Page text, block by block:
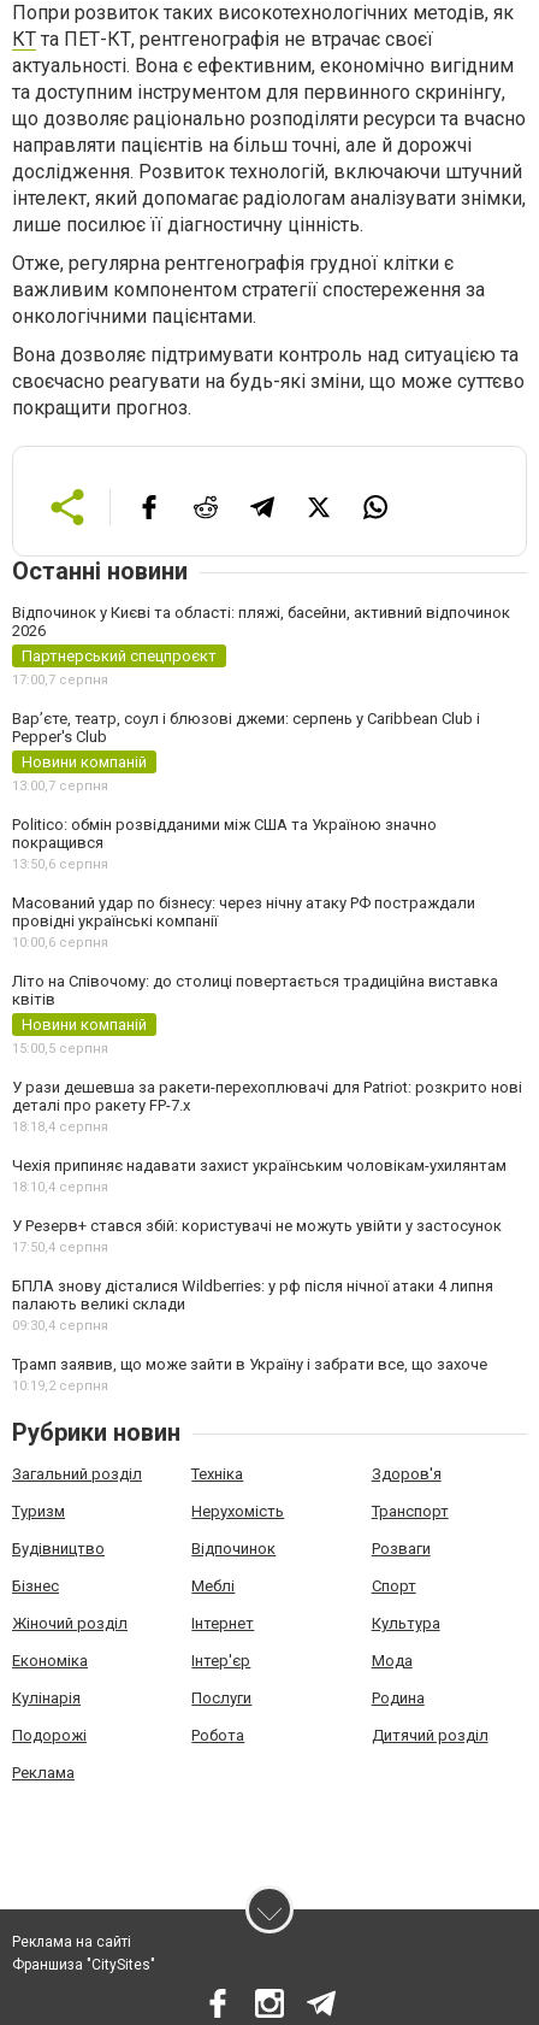
Попри розвиток таких високотехнологічних методів, як
КТ та ПЕТ-КТ, рентгенографія не втрачає своєї
актуальності. Вона є ефективним, економічно вигідним
та доступним інструментом для первинного скринінгу,
що дозволяє раціонально розподіляти ресурси та вчасно
направляти пацієнтів на більш точні, але й дорожчі
дослідження. Розвиток технологій, включаючи штучний
інтелект, який допомагає радіологам аналізувати знімки,
лише посилює її діагностичну цінність.
Отже, регулярна рентгенографія грудної клітки є
важливим компонентом стратегії спостереження за
онкологічними пацієнтами.
Вона дозволяє підтримувати контроль над ситуацією та
своєчасно реагувати на будь-які зміни, що може суттєво
покращити прогноз.
Останні новини
Відпочинок у Києві та області: пляжі, басейни, активний відпочинок
2026
Партнерський спецпроєкт
17:00,7 серпня
Вар’єте, театр, соул і блюзові джеми: серпень у Caribbean Club і
Pepper's Club
Новини компаній
13:00,7 серпня
Politico: обмін розвідданими між США та Україною значно
покращився
13:50,6 серпня
Масований удар по бізнесу: через нічну атаку РФ постраждали
провідні українські компанії
10:00,6 серпня
Літо на Співочому: до столиці повертається традиційна виставка
квітів
Новини компаній
15:00,5 серпня
У рази дешевша за ракети-перехоплювачі для Patriot: розкрито нові
деталі про ракету FP-7.x
18:18,4 серпня
Чехія припиняє надавати захист українським чоловікам-ухилянтам
18:10,4 серпня
У Резерв+ стався збій: користувачі не можуть увійти у застосунок
17:50,4 серпня
БПЛА знову дісталися Wildberries: у рф після нічної атаки 4 липня
палають великі склади
09:30,4 серпня
Трамп заявив, що може зайти в Україну і забрати все, що захоче
10:19,2 серпня
Рубрики новин
Загальний розділ Техніка Здоров'я
Туризм Нерухомість Транспорт
Будівництво Відпочинок Розваги
Бізнес Меблі Спорт
Жіночий розділ Інтернет Культура
Економіка Інтер'єр Мода
Кулінарія Послуги Родина
Подорожі Робота Дитячий розділ
Реклама
Реклама на сайті
Франшиза "CitySites"